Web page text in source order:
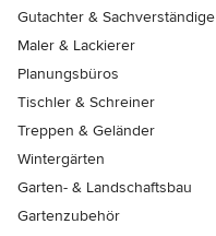
Gutachter & Sachverständige
Maler & Lackierer
Planungsbüros
Tischler & Schreiner
Treppen & Geländer
Wintergärten
Garten- & Landschaftsbau
Gartenzubehör